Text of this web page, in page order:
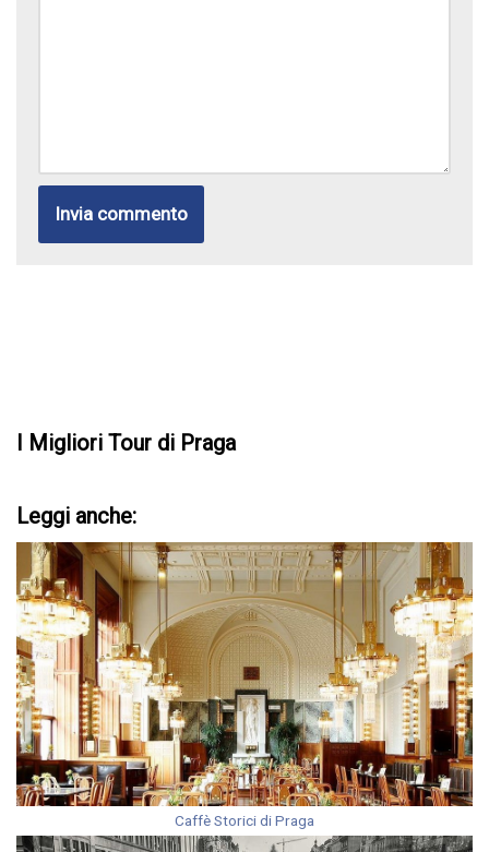
I Migliori Tour di Praga
Leggi anche:
Caffè Storici di Praga